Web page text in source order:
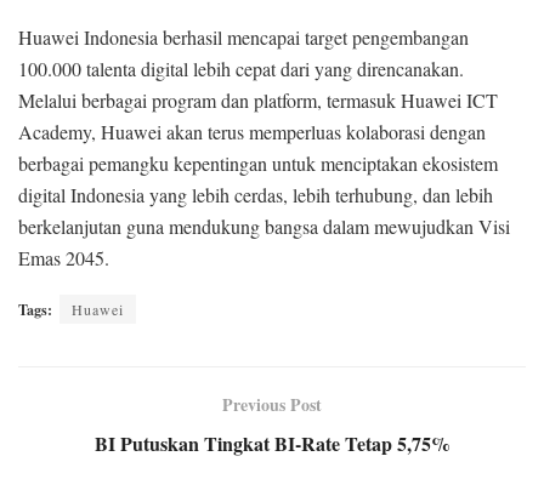
Huawei Indonesia berhasil mencapai target pengembangan
100.000 talenta digital lebih cepat dari yang direncanakan.
Melalui berbagai program dan platform, termasuk Huawei ICT
Academy, Huawei akan terus memperluas kolaborasi dengan
berbagai pemangku kepentingan untuk menciptakan ekosistem
digital Indonesia yang lebih cerdas, lebih terhubung, dan lebih
berkelanjutan guna mendukung bangsa dalam mewujudkan Visi
Emas 2045.
Tags: Huawei
Previous Post
BI Putuskan Tingkat BI-Rate Tetap 5,75%